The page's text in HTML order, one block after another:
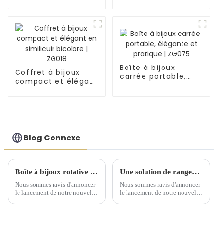
emplacements
pour montres et clé
| BG053
Coffret à bijoux
compact et élégant
Boîte à bijoux
carrée portable,
Blog Connexe
Boîte à bijoux rotative élégante : un incontournable pour chaque collection
Nous sommes ravis d'annoncer
le lancement de notre nouvelle
Une solution de rangement artisanale exquise dévoilée lors d'une conférence de lancement de nouveaux produits
Nous sommes ravis d'annoncer
le lancement de notre nouvelle